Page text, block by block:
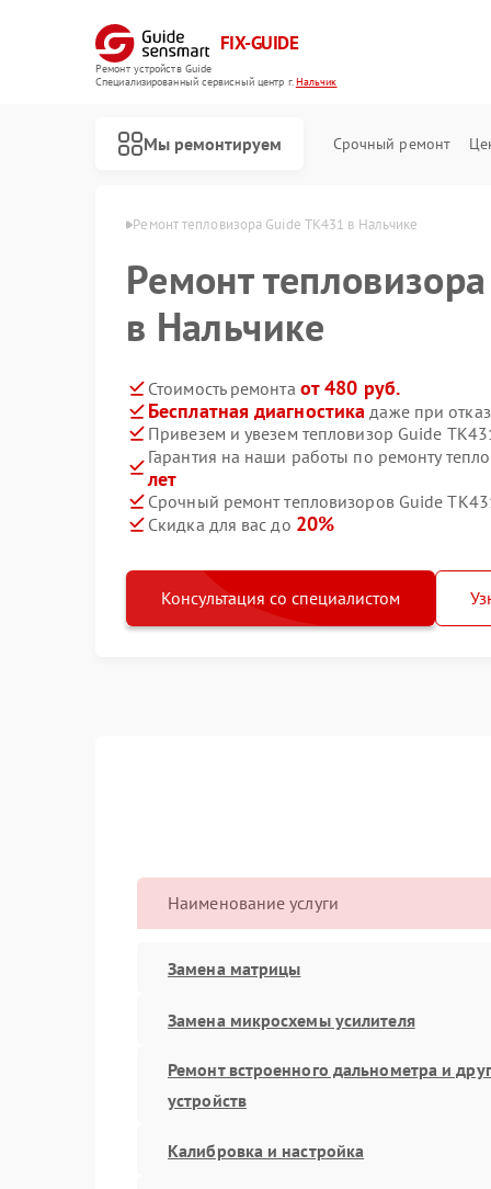
FIX-GUIDE
Ремонт устройств Guide
Специализированный cервисный центр г.Нальчик
Мы ремонтируем Срочный ремонт
Guide в Нальчике Ремонт тепловизора Guide TK431 в Нальчике
Ремонт
в Нальчике
Стоимость ремонта от 480 руб.
Бесплатная диагностика даже при
Привезем и увезем тепловизор Guide
Гарантия на наши работы по ремонту
лет
Срочный ремонт тепловизоров Guide
Скидка для вас до 20%
Консультация со специалистом
Наименование услуги
Замена матрицы
Замена микросхемы усилителя
Ремонт встроенного дальнометра и
устройств
Калибровка и настройка